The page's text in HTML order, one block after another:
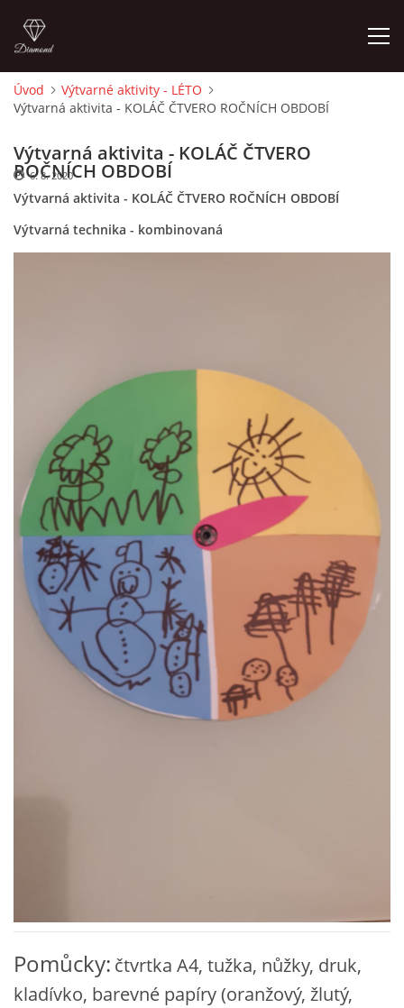
ÚVOD
O MĚ
ROČNÍ PLÁN - INSPIRACE /DLE NOVÉHO RVP PV 2025
VZDĚLÁVACÍ BLOK ZÁŘÍ
VZDĚLÁVACÍ BLOK ŘÍJEN
VZDĚLÁVACÍ BLOK LISTOPAD
VZDĚLÁVACÍ BLOK PROSINEC
VZDĚLÁVACÍ BLOK LEDEN
VZDĚLÁVACÍ BLOK ÚNOR
VÝTVARNÉ POMŮCKY
VÝTVARNÉ AKTIVITY - JARO
Úvod
Výtvarné aktivity - LÉTO
Výtvarná aktivita - KOLÁČ ČTVERO ROČNÍCH OBDOBÍ
Výtvarná aktivita - KOLÁČ ČTVERO
ROČNÍCH OBDOBÍ
Výtvarná aktivita - KOLÁČ ČTVERO ROČNÍCH OBDOBÍ
Výtvarná technika - kombinovaná
6. 8. 2020
Pomůcky: čtvrtka A4, tužka, nůžky, druk,
kladívko, barevné papíry (oranžový, žlutý,